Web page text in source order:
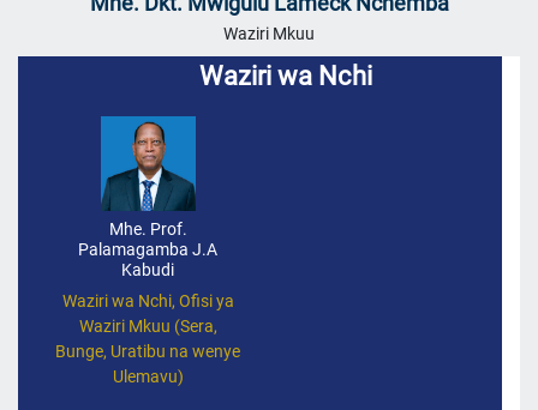
Waziri Mkuu
Waziri wa Nchi
Mhe. Prof.
Palamagamba J.A
Kabudi
Waziri wa Nchi, Ofisi ya
Waziri Mkuu (Sera,
Bunge, Uratibu na wenye
Ulemavu)